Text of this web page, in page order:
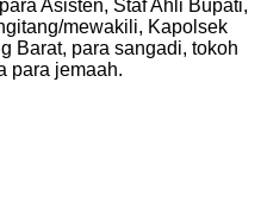
Asisten, Staf Ahli Bupati,
mewakili, Kapolsek
Barat, para sangadi, tokoh
para jemaah.